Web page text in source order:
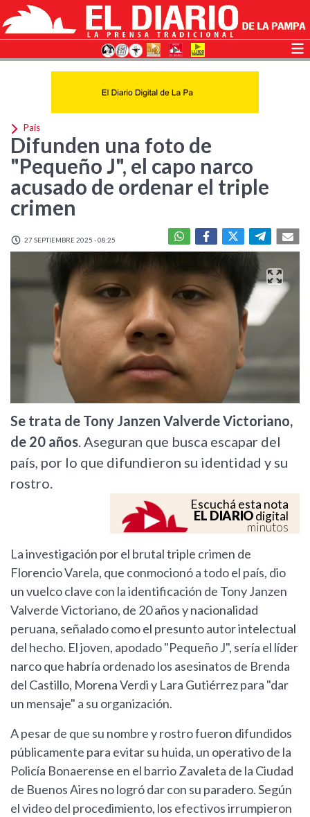
País
Difunden una foto de
"Pequeño J", el capo narco
acusado de ordenar el triple
crimen
27 SEPTIEMBRE 2025 - 08:25
Se trata de Tony Janzen Valverde Victoriano,
de 20 años. Aseguran que busca escapar del
país, por lo que difundieron su identidad y su
rostro.
Escuchá esta nota
EL DIARIOdigital
minutos
La investigación por el brutal triple crimen de
Florencio Varela, que conmocionó a todo el país, dio
un vuelco clave con la identificación de Tony Janzen
Valverde Victoriano, de 20 años y nacionalidad
peruana, señalado como el presunto autor intelectual
del hecho. El joven, apodado "Pequeño J", sería el líder
narco que habría ordenado los asesinatos de Brenda
del Castillo, Morena Verdi y Lara Gutiérrez para "dar
un mensaje" a su organización.
A pesar de que su nombre y rostro fueron difundidos
públicamente para evitar su huida, un operativo de la
Policía Bonaerense en el barrio Zavaleta de la Ciudad
de Buenos Aires no logró dar con su paradero. Según
el video del procedimiento, los efectivos irrumpieron